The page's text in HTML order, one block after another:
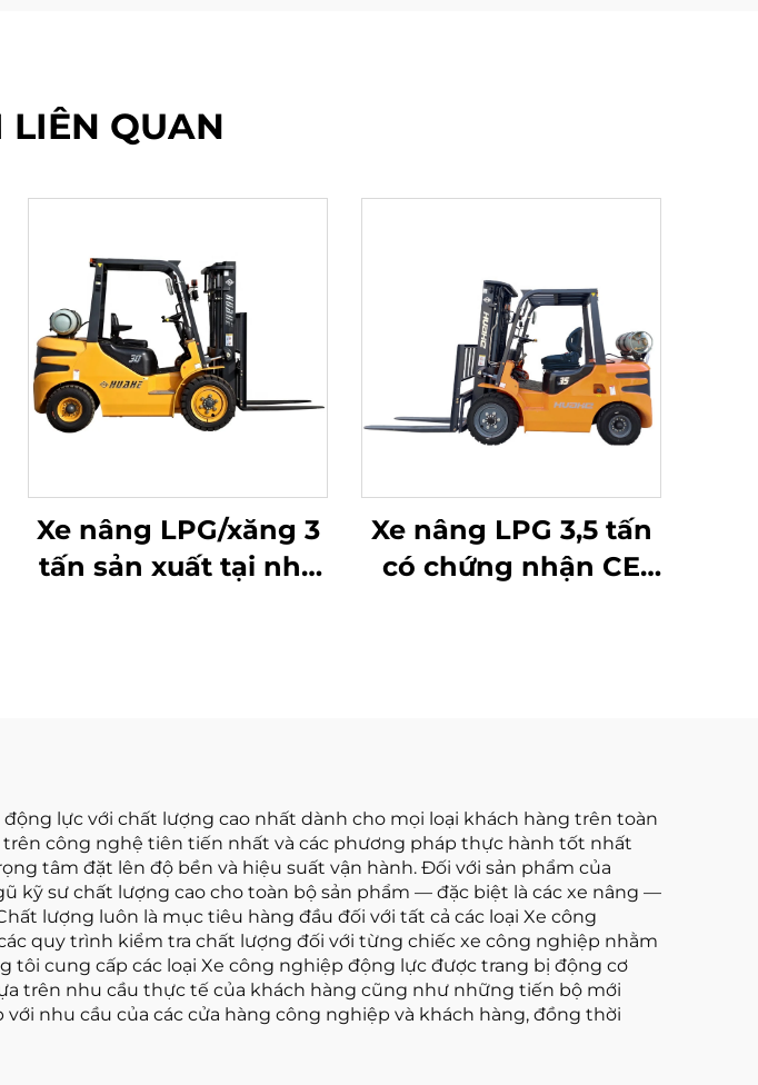
LIÊN QUAN
Xe nâng LPG/xăng 3
tấn sản xuất tại nhà
Xe nâng LPG 3,5 tấn
có chứng nhận CE
lực với chất lượng cao nhất dành cho mọi loại khách hàng trên toàn
công nghệ tiên tiến nhất và các phương pháp thực hành tốt nhất
tâm đặt lên độ bền và hiệu suất vận hành. Đối với sản phẩm của
sư chất lượng cao cho toàn bộ sản phẩm — đặc biệt là các xe nâng —
lượng luôn là mục tiêu hàng đầu đối với tất cả các loại Xe công
quy trình kiểm tra chất lượng đối với từng chiếc xe công nghiệp nhằm
cung cấp các loại Xe công nghiệp động lực được trang bị động cơ
trên nhu cầu thực tế của khách hàng cũng như những tiến bộ mới
nhu cầu của các cửa hàng công nghiệp và khách hàng, đồng thời